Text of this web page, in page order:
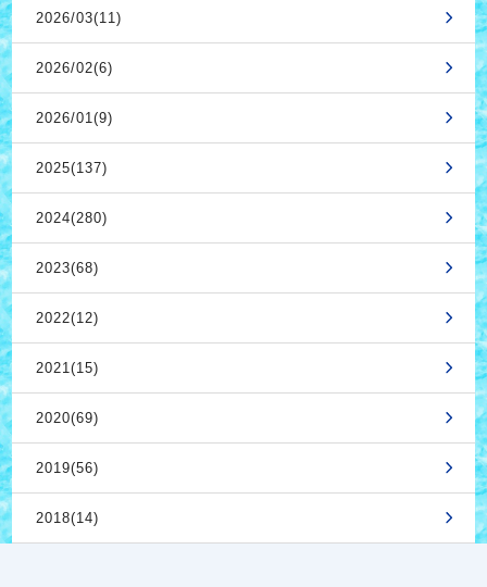
2026/03(11)
2026/02(6)
2026/01(9)
2025(137)
2024(280)
2023(68)
2022(12)
2021(15)
2020(69)
2019(56)
2018(14)